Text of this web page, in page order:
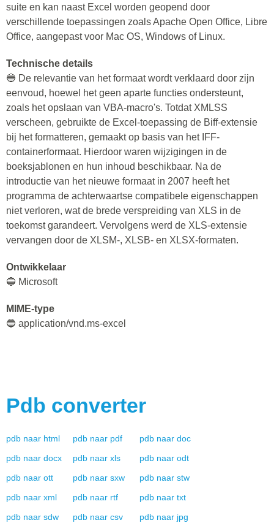
suite en kan naast Excel worden geopend door
verschillende toepassingen zoals Apache Open Office, Libre
Office, aangepast voor Mac OS, Windows of Linux.
Technische details
🔵 De relevantie van het formaat wordt verklaard door zijn
eenvoud, hoewel het geen aparte functies ondersteunt,
zoals het opslaan van VBA-macro's. Totdat XMLSS
verscheen, gebruikte de Excel-toepassing de Biff-extensie
bij het formatteren, gemaakt op basis van het IFF-
containerformaat. Hierdoor waren wijzigingen in de
boeksjablonen en hun inhoud beschikbaar. Na de
introductie van het nieuwe formaat in 2007 heeft het
programma de achterwaartse compatibele eigenschappen
niet verloren, wat de brede verspreiding van XLS in de
toekomst garandeert. Vervolgens werd de XLS-extensie
vervangen door de XLSM-, XLSB- en XLSX-formaten.
Ontwikkelaar
🔵 Microsoft
MIME-type
🔵 application/vnd.ms-excel
Pdb converter
pdb naar html pdb naar pdf pdb naar doc
pdb naar docx pdb naar xls pdb naar odt
pdb naar ott pdb naar sxw pdb naar stw
pdb naar xml pdb naar rtf pdb naar txt
pdb naar sdw pdb naar csv pdb naar jpg